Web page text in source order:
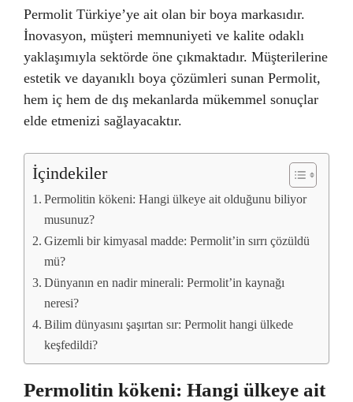
Permolit Türkiye’ye ait olan bir boya markasıdır.
İnovasyon, müşteri memnuniyeti ve kalite odaklı
yaklaşımıyla sektörde öne çıkmaktadır. Müşterilerine
estetik ve dayanıklı boya çözümleri sunan Permolit,
hem iç hem de dış mekanlarda mükemmel sonuçlar
elde etmenizi sağlayacaktır.
İçindekiler
Permolitin kökeni: Hangi ülkeye ait olduğunu biliyor
musunuz?
Gizemli bir kimyasal madde: Permolit’in sırrı çözüldü
mü?
Dünyanın en nadir minerali: Permolit’in kaynağı
neresi?
Bilim dünyasını şaşırtan sır: Permolit hangi ülkede
keşfedildi?
Permolitin kökeni: Hangi ülkeye ait